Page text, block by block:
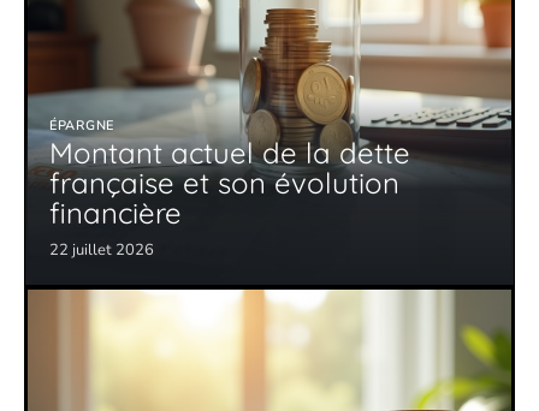
ÉPARGNE
Montant actuel de la dette
française et son évolution
financière
22 juillet 2026